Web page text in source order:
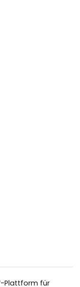
Plattform für